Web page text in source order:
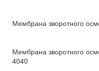
Мембрана зворотного
Мембрана зворотного
4040